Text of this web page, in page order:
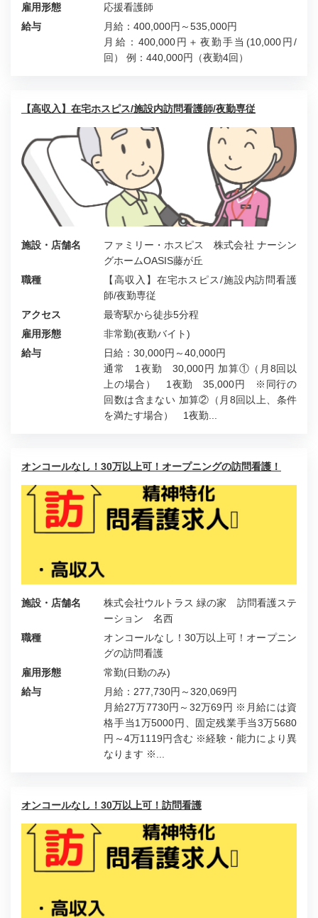
雇用形態
応援看護師
給与
月給：400,000円～535,000円
月給：400,000円＋夜勤手当(10,000円/
回） 例：440,000円（夜勤4回）
【高収入】在宅ホスピス/施設内訪問看護師/夜勤専従
施設・店舗名
ファミリー・ホスピス 株式会社 ナーシン
グホームOASIS藤が丘
職種
【高収入】在宅ホスピス/施設内訪問看護
師/夜勤専従
アクセス
最寄駅から徒歩5分程
雇用形態
非常勤(夜勤バイト)
給与
日給：30,000円～40,000円
通常 1夜勤 30,000円 加算①（月8回以
上の場合） 1夜勤 35,000円 ※同行の
回数は含まない 加算②（月8回以上、条件
を満たす場合） 1夜勤...
オンコールなし！30万以上可！オープニングの訪問看護！
施設・店舗名
株式会社ウルトラス 緑の家 訪問看護ステ
ーション 名西
職種
オンコールなし！30万以上可！オープニン
グの訪問看護
雇用形態
常勤(日勤のみ)
給与
月給：277,730円～320,069円
月給27万7730円～32万69円 ※月給には資
格手当1万5000円、固定残業手当3万5680
円～4万1119円含む ※経験・能力により異
なります ※...
オンコールなし！30万以上可！訪問看護